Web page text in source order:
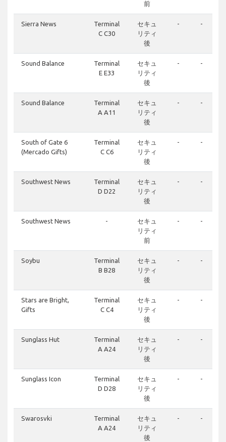
前
Sierra News
Terminal
C C30
セキュ
リティ
後
- -
Sound Balance
Terminal
E E33
セキュ
リティ
後
- -
Sound Balance
Terminal
A A11
セキュ
リティ
後
- -
South of Gate 6
(Mercado Gifts)
Terminal
C C6
セキュ
リティ
後
- -
Southwest News
Terminal
D D22
セキュ
リティ
後
- -
Southwest News -
セキュ
リティ
前
- -
Soybu
Terminal
B B28
セキュ
リティ
後
- -
Stars are Bright,
Gifts
Terminal
C C4
セキュ
リティ
後
- -
Sunglass Hut
Terminal
A A24
セキュ
リティ
後
- -
Sunglass Icon
Terminal
D D28
セキュ
リティ
後
- -
Swarosvki
Terminal
A A24
セキュ
リティ
後
- -